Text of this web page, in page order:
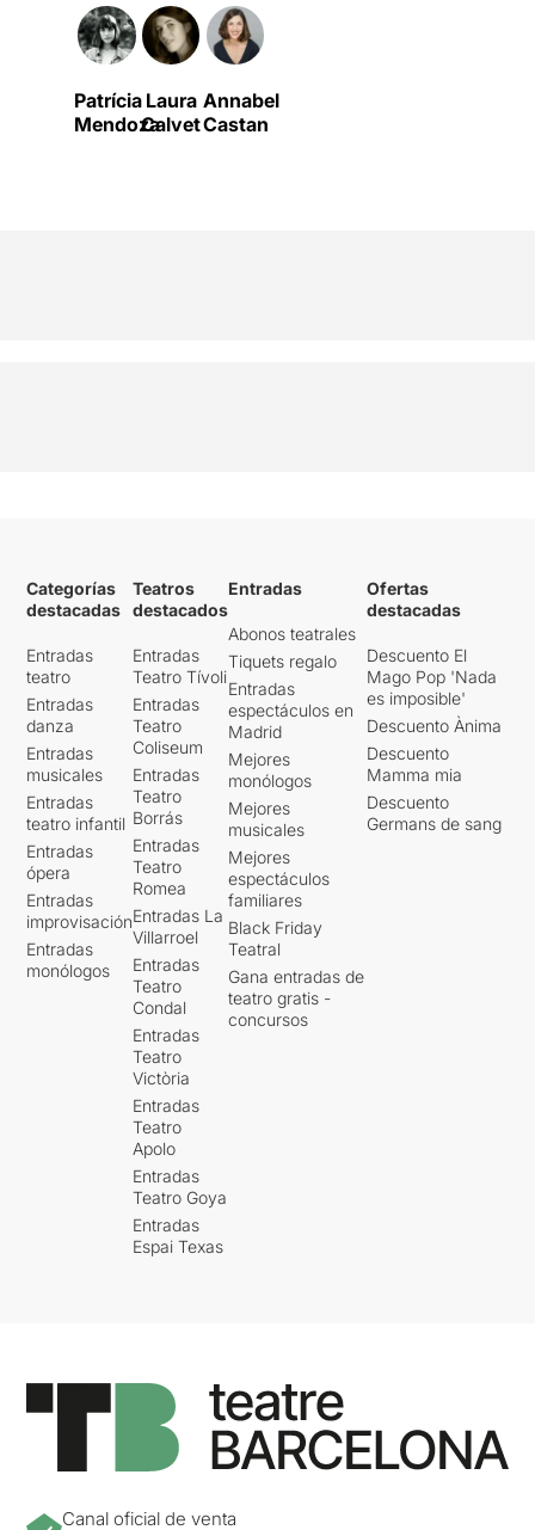
Patrícia
Mendoza
Laura
Calvet
Annabel
Castan
Categorías
destacadas
Entradas
teatro
Entradas
danza
Entradas
musicales
Entradas
teatro infantil
Entradas
ópera
Entradas
improvisación
Entradas
monólogos
Teatros
destacados
Entradas
Teatro Tívoli
Entradas
Teatro
Coliseum
Entradas
Teatro
Borrás
Entradas
Teatro
Romea
Entradas La
Villarroel
Entradas
Teatro
Condal
Entradas
Teatro
Victòria
Entradas
Teatro
Apolo
Entradas
Teatro Goya
Entradas
Espai Texas
Entradas
Abonos teatrales
Tiquets regalo
Entradas
espectáculos en
Madrid
Mejores
monólogos
Mejores
musicales
Mejores
espectáculos
familiares
Black Friday
Teatral
Gana entradas de
teatro gratis -
concursos
Ofertas
destacadas
Descuento El
Mago Pop 'Nada
es imposible'
Descuento Ànima
Descuento
Mamma mia
Descuento
Germans de sang
Canal oficial de venta